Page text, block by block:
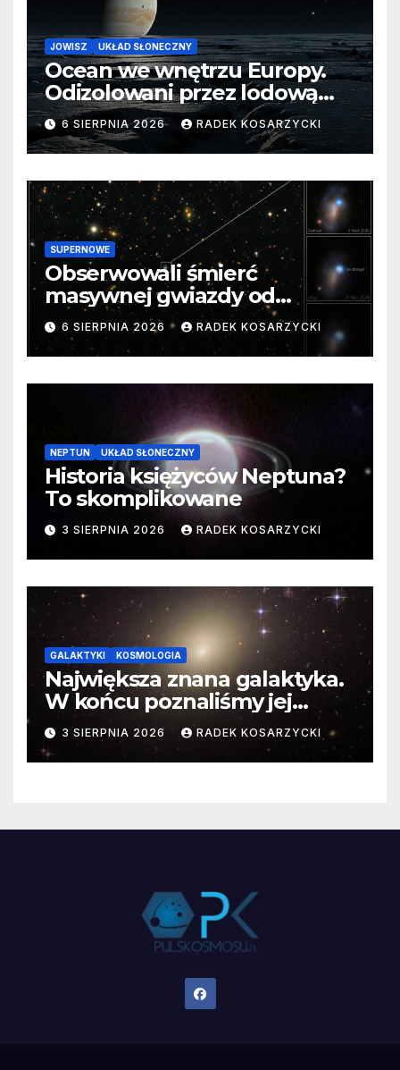
JOWISZ UKŁAD SŁONECZNY
Ocean we wnętrzu Europy.
Odizolowani przez lodową
barierę
6 SIERPNIA 2026 RADEK KOSARZYCKI
SUPERNOWE
Obserwowali śmierć
masywnej gwiazdy od
samego początku. Niezwykle
cenne dane
6 SIERPNIA 2026 RADEK KOSARZYCKI
NEPTUN UKŁAD SŁONECZNY
Historia księżyców Neptuna?
To skomplikowane
3 SIERPNIA 2026 RADEK KOSARZYCKI
GALAKTYKI KOSMOLOGIA
Największa znana galaktyka.
W końcu poznaliśmy jej
faktyczne wymiary
3 SIERPNIA 2026 RADEK KOSARZYCKI